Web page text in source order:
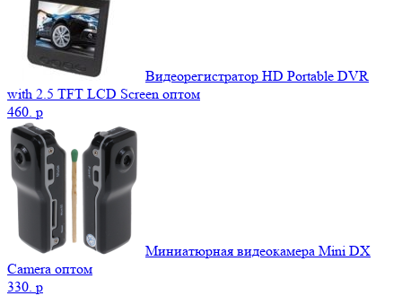
Видеорегистратор HD Portable DVR
with 2.5 TFT LCD Screen оптом
460. p
Миниатюрная видеокамера Mini DX
Camera оптом
330. p